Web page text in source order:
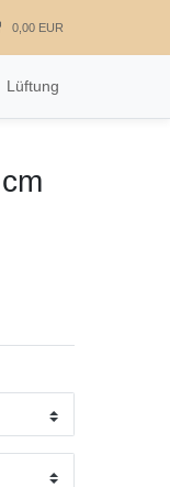
0,00 EUR
Lüftung